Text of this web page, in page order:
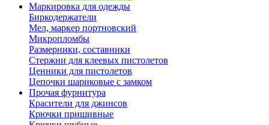
Маркировка для одежды
Биркодержатели
Мел, маркер портновский
Микропломбы
Размерники, составники
Стержни для клеевых пистолетов
Ценники для пистолетов
Цепочки шариковые с замком
Прочая фурнитура
Красители для джинсов
Крючки пришивные